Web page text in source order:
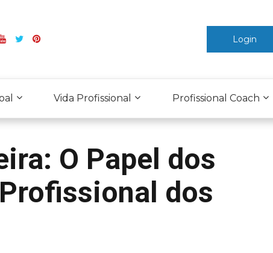
Login
Vida Profissional Profissional Coach
O Papel dos
dos